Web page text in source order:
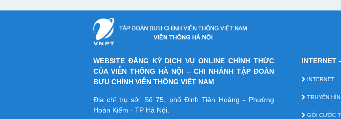
WEBSITE ĐĂNG KÝ DỊCH VỤ ONLINE CHÍNH THỨC
CỦA VIỄN THÔNG HÀ NỘI – CHI NHÁNH TẬP ĐOÀN
BƯU CHÍNH VIỄN THÔNG VIỆT NAM
Địa chỉ trụ sở: Số 75, phố Đinh Tiên Hoàng - Phường
Hoàn Kiếm - TP Hà Nội.
INTERNET
INTERNET
TRUYỀN
GÓI CƯỚC